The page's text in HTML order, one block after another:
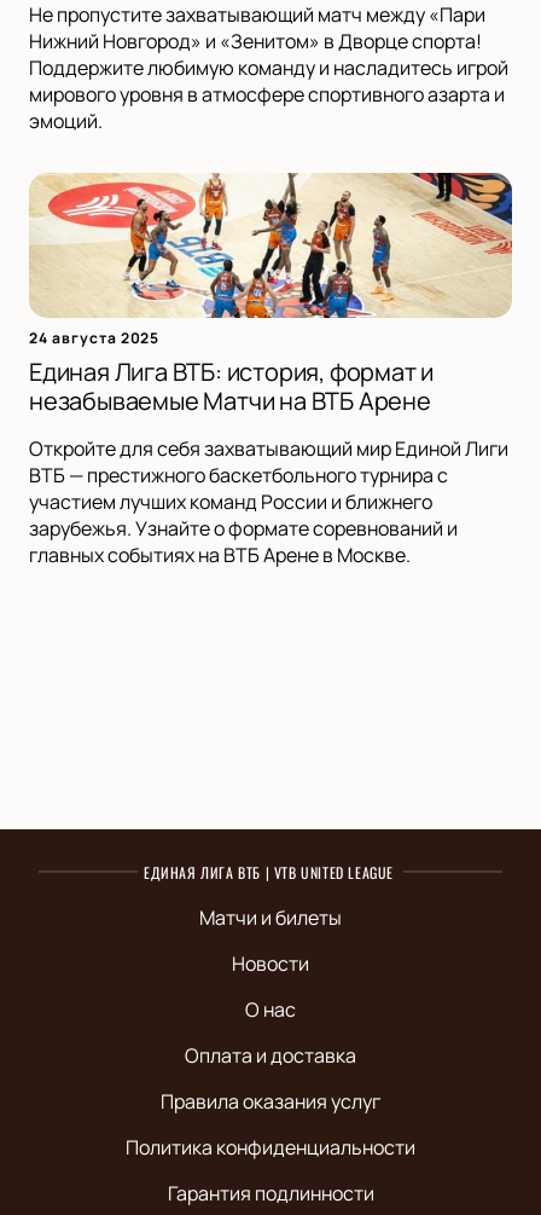
Не пропустите захватывающий матч между «Пари
Нижний Новгород» и «Зенитом» в Дворце спорта!
Поддержите любимую команду и насладитесь игрой
мирового уровня в атмосфере спортивного азарта и
эмоций.
24 августа 2025
Единая Лига ВТБ: история, формат и
незабываемые Матчи на ВТБ Арене
Откройте для себя захватывающий мир Единой Лиги
ВТБ — престижного баскетбольного турнира с
участием лучших команд России и ближнего
зарубежья. Узнайте о формате соревнований и
главных событиях на ВТБ Арене в Москве.
ЕДИНАЯ ЛИГА ВТБ | VTB UNITED LEAGUE
Матчи и билеты
Новости
О нас
Оплата и доставка
Правила оказания услуг
Политика конфиденциальности
Гарантия подлинности